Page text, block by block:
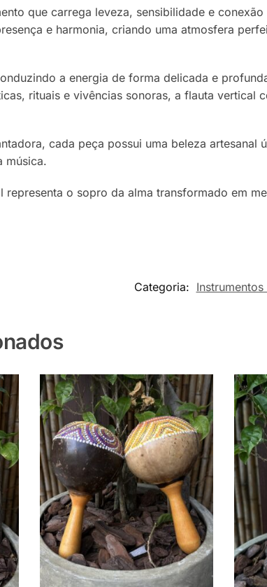
que carrega leveza, sensibilidade e
e harmonia, criando uma atmosfera
a energia de forma delicada e
rituais e vivências sonoras, a flauta vertical
cada peça possui uma beleza
música.
representa o sopro da alma transformado em
Categoria: